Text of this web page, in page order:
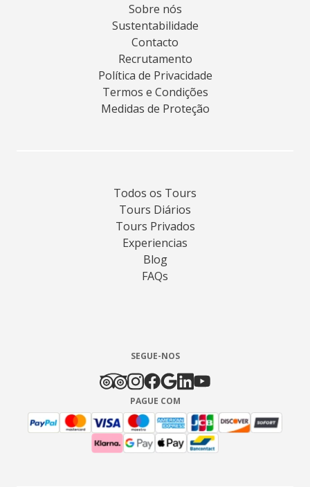
Sobre nós
Sustentabilidade
Contacto
Recrutamento
Política de Privacidade
Termos e Condições
Medidas de Proteção
Todos os Tours
Tours Diários
Tours Privados
Experiencias
Blog
FAQs
SEGUE-NOS
PAGUE COM